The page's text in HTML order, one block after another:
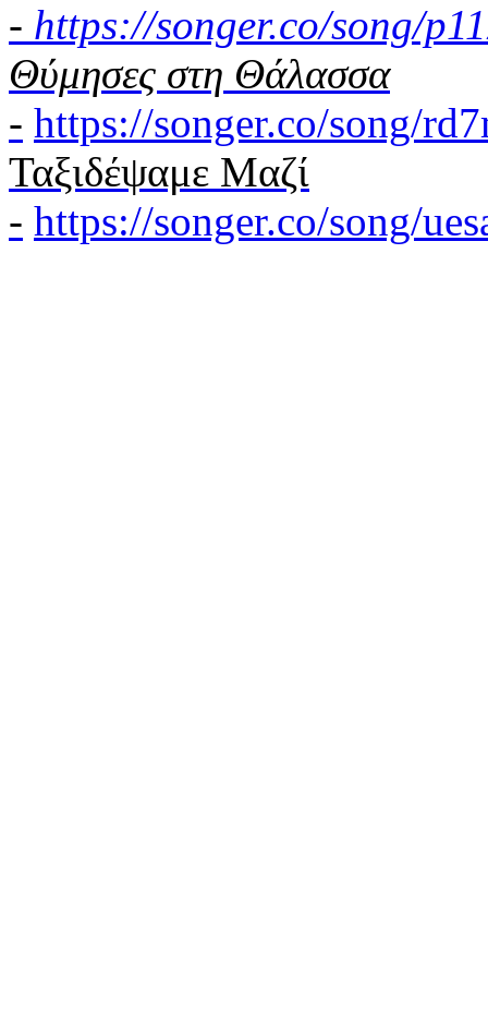
- https://songer.co/song/
Θύμησες στη Θάλασσα
- https://songer.co/song/
Ταξιδέψαμε Μαζί
- https://songer.co/song/